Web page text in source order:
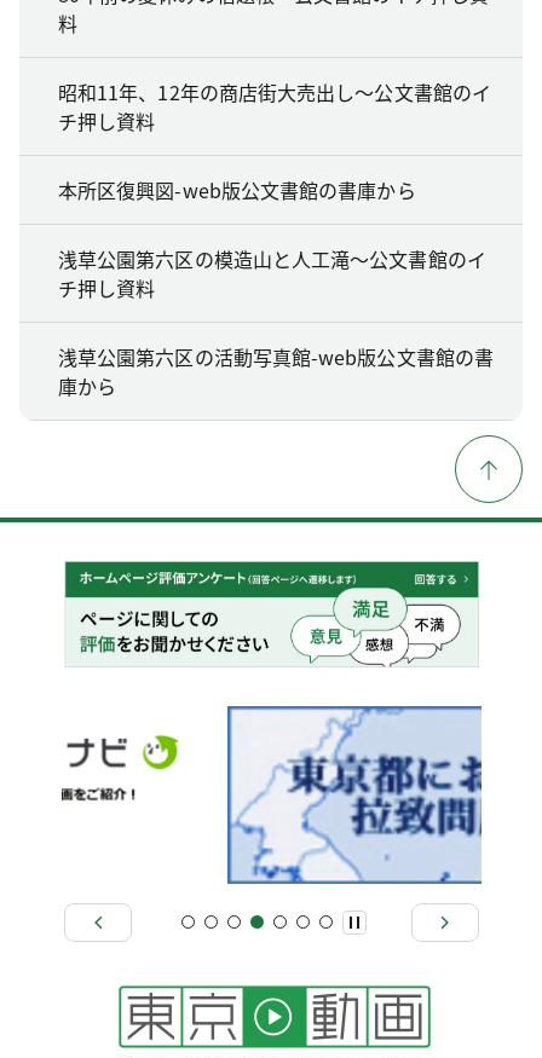
料
昭和11年、12年の商店街大売出し～公文書館のイ
チ押し資料
本所区復興図-web版公文書館の書庫から
浅草公園第六区の模造山と人工滝～公文書館のイ
チ押し資料
浅草公園第六区の活動写真館-web版公文書館の書
庫から